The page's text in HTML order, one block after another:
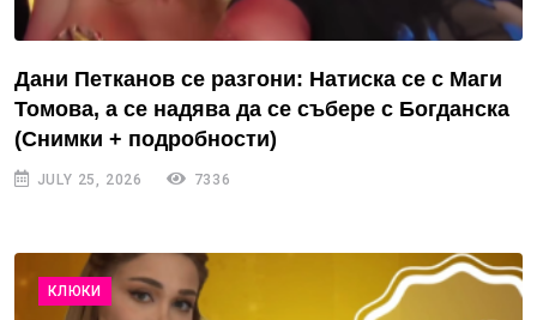
Дани Петканов се разгони: Натиска се с Маги
Томова, а се надява да се събере с Богданска
(Снимки + подробности)
JULY 25, 2026 7336
КЛЮКИ